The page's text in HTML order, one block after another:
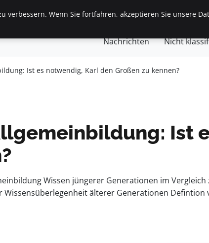
Finanzen & Immobilien Frauen / Mode
Nachrichten Nicht
Ist es notwendig, Karl den Großen zu kennen?
Ist
Wissen jüngerer Generationen im
älterer Generationen
verbessern. Wenn Sie fortfahren, akzeptieren Sie unsere